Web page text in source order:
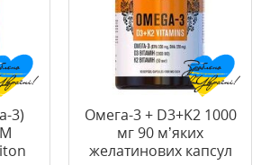
3)
Омега-3 + D3+K2 1000
мг 90 м’яких
желатинових капсул